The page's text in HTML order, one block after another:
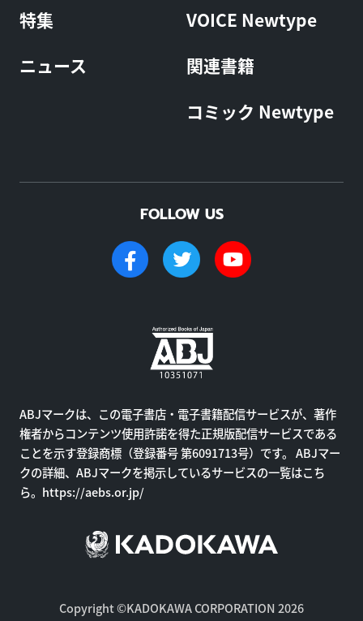
特集
ニュース
VOICE Newtype
関連書籍
コミック Newtype
FOLLOW US
ABJマークは、この電子書店・電子書籍配信サービスが、著作
権者からコンテンツ使用許諾を得た正規版配信サービスである
ことを示す登録商標（登録番号 第6091713号）です。 ABJマー
クの詳細、ABJマークを掲示しているサービスの一覧はこち
ら。 https://aebs.or.jp/
Copyright ©KADOKAWA CORPORATION 2026